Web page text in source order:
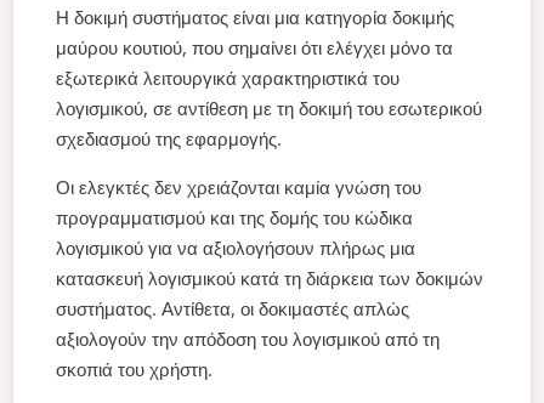
Η δοκιμή συστήματος είναι μια κατηγορία δοκιμής
μαύρου κουτιού, που σημαίνει ότι ελέγχει μόνο τα
εξωτερικά λειτουργικά χαρακτηριστικά του
λογισμικού, σε αντίθεση με τη δοκιμή του εσωτερικού
σχεδιασμού της εφαρμογής.
Οι ελεγκτές δεν χρειάζονται καμία γνώση του
προγραμματισμού και της δομής του κώδικα
λογισμικού για να αξιολογήσουν πλήρως μια
κατασκευή λογισμικού κατά τη διάρκεια των δοκιμών
συστήματος. Αντίθετα, οι δοκιμαστές απλώς
αξιολογούν την απόδοση του λογισμικού από τη
σκοπιά του χρήστη.